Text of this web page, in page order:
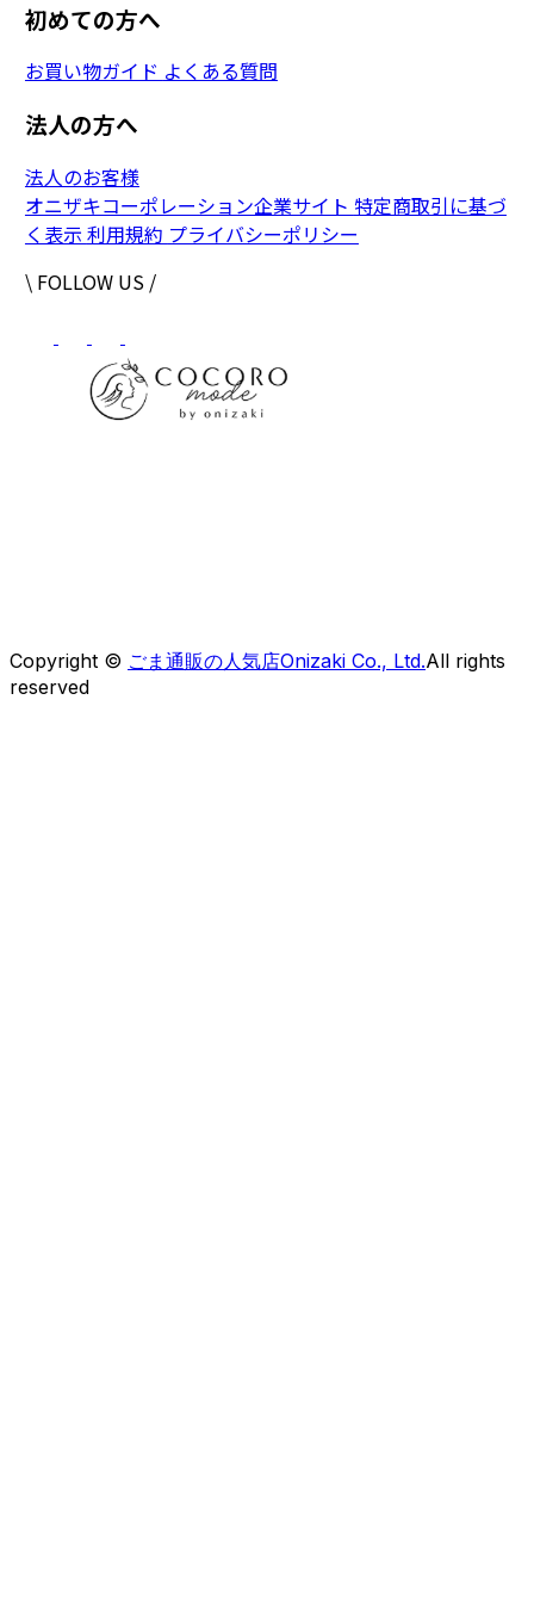
初めての方へ
お買い物ガイド よくある質問
法人の方へ
法人のお客様
オニザキコーポレーション企業サイト 特定商取引に基づ
く表示 利用規約 プライバシーポリシー
\ FOLLOW US /
Copyright © ごま通販の人気店Onizaki Co., Ltd.All rights
reserved